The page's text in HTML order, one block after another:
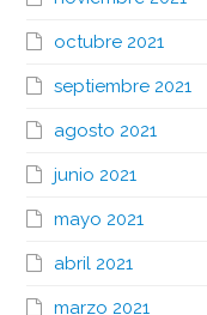
octubre 2021
septiembre 2021
agosto 2021
junio 2021
mayo 2021
abril 2021
marzo 2021